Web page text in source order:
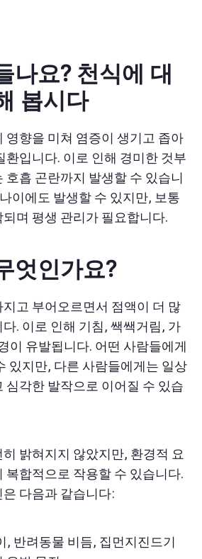
나요? 천식에 대
봅시다
영향을 미쳐 염증이 생기고 좁아
환입니다. 이로 인해 경미한 것부
호흡 곤란까지 발생할 수 있습니
이에도 발생할 수 있지만, 보통
며 평생 관리가 필요합니다.
엇인가요?
고 부어오르면서 점액이 더 많
. 이로 인해 기침, 쌕쌕거림, 가
이 유발됩니다. 어떤 사람들에게
있지만, 다른 사람들에게는 일상
심각한 발작으로 이어질 수 있습
밝혀지지 않았지만, 환경적 요
복합적으로 작용할 수 있습니다.
다음과 같습니다:
, 반려동물 비듬, 집먼지진드기